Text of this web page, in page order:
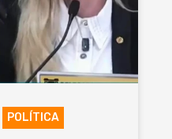
POLÍTICA